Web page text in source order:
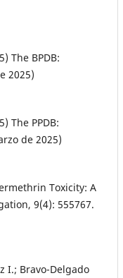
The BPDB:
2025)
The PPDB:
de 2025)
Toxicity: A
9(4): 555767.
I.; Bravo-Delgado